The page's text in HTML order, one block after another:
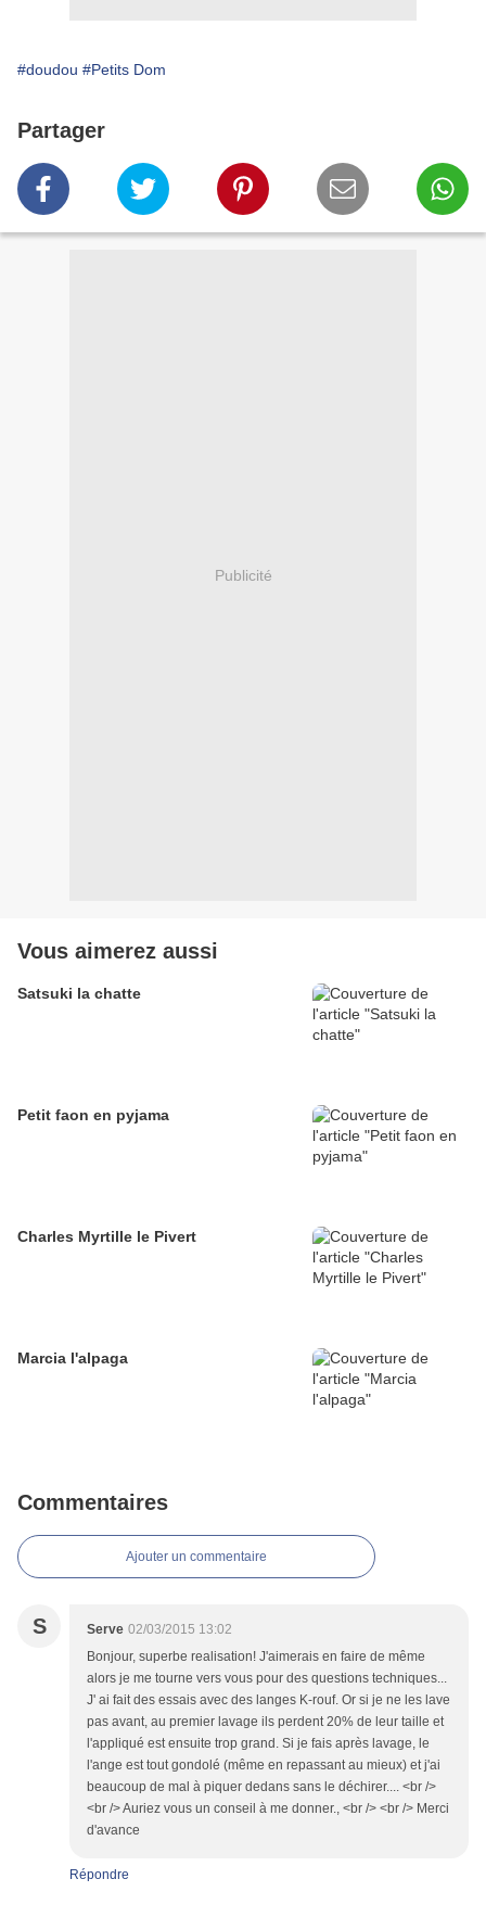
#doudou #Petits Dom
Partager
Publicité
Vous aimerez aussi
Satsuki la chatte
Petit faon en pyjama
Charles Myrtille le Pivert
Marcia l'alpaga
Commentaires
Ajouter un commentaire
S Serve 02/03/2015 13:02
Bonjour, superbe realisation! J'aimerais en faire de même
alors je me tourne vers vous pour des questions techniques...
J' ai fait des essais avec des langes K-rouf. Or si je ne les lave
pas avant, au premier lavage ils perdent 20% de leur taille et
l'appliqué est ensuite trop grand. Si je fais après lavage, le
l'ange est tout gondolé (même en repassant au mieux) et j'ai
beaucoup de mal à piquer dedans sans le déchirer.... <br />
<br /> Auriez vous un conseil à me donner., <br /> <br /> Merci
d'avance
Répondre